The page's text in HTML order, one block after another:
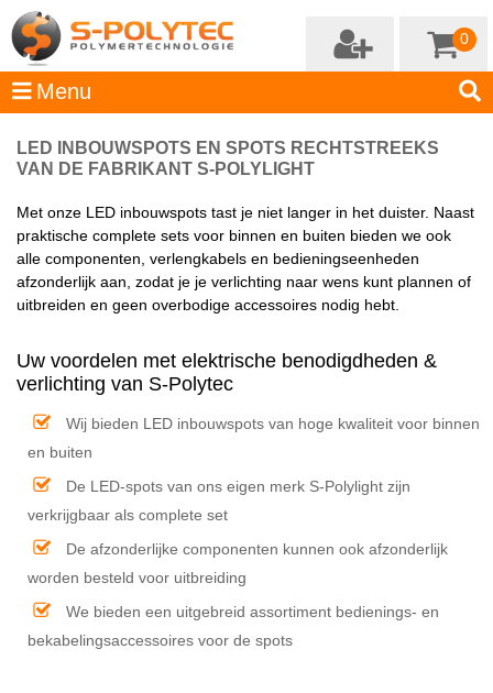
0
LED INBOUWSPOTS EN SPOTS RECHTSTREEKS
VAN DE FABRIKANT S-POLYLIGHT
Met onze LED inbouwspots tast je niet langer in het duister. Naast
praktische complete sets voor binnen en buiten bieden we ook
alle componenten, verlengkabels en bedieningseenheden
afzonderlijk aan, zodat je je verlichting naar wens kunt plannen of
uitbreiden en geen overbodige accessoires nodig hebt.
Uw voordelen met elektrische benodigdheden &
verlichting van S-Polytec
Wij bieden LED inbouwspots van hoge kwaliteit voor binnen
en buiten
De LED-spots van ons eigen merk S-Polylight zijn
verkrijgbaar als complete set
De afzonderlijke componenten kunnen ook afzonderlijk
worden besteld voor uitbreiding
We bieden een uitgebreid assortiment bedienings- en
bekabelingsaccessoires voor de spots